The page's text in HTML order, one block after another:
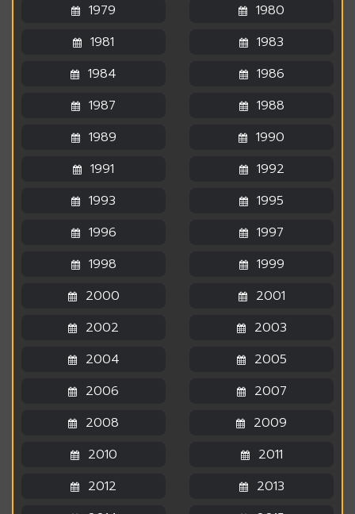
1979
1980
1981
1983
1984
1986
1987
1988
1989
1990
1991
1992
1993
1995
1996
1997
1998
1999
2000
2001
2002
2003
2004
2005
2006
2007
2008
2009
2010
2011
2012
2013